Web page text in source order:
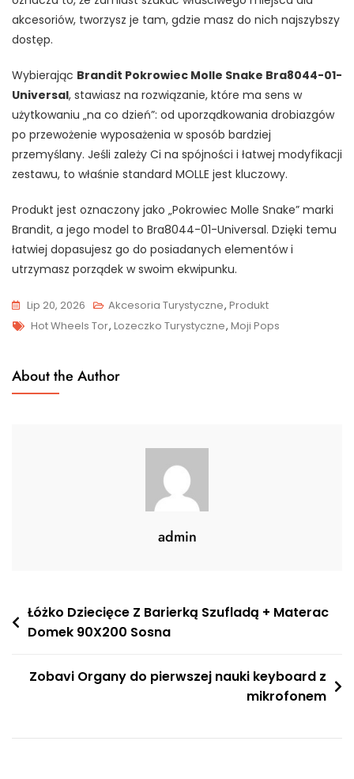
akcesoriów, tworzysz je tam, gdzie masz do nich najszybszy
dostęp.
Wybierając Brandit Pokrowiec Molle Snake Bra8044-01-
Universal, stawiasz na rozwiązanie, które ma sens w
użytkowaniu „na co dzień”: od uporządkowania drobiazgów
po przewożenie wyposażenia w sposób bardziej
przemyślany. Jeśli zależy Ci na spójności i łatwej modyfikacji
zestawu, to właśnie standard MOLLE jest kluczowy.
Produkt jest oznaczony jako „Pokrowiec Molle Snake” marki
Brandit, a jego model to Bra8044-01-Universal. Dzięki temu
łatwiej dopasujesz go do posiadanych elementów i
utrzymasz porządek w swoim ekwipunku.
Lip 20, 2026 Akcesoria Turystyczne, Produkt
Tags
Hot Wheels Tor, Lozeczko Turystyczne, Moji Pops
About the Author
admin
Nawigacja
wpisu
Łóżko Dziecięce Z Barierką Szufladą + Materac
Domek 90X200 Sosna
Zobavi Organy do pierwszej nauki keyboard z
mikrofonem